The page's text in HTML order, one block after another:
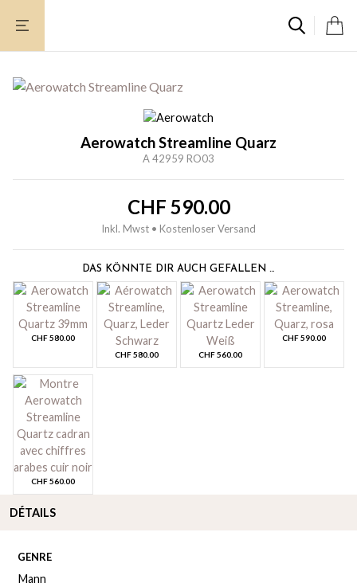
Inhalt
Aerowatch Streamline Quarz
A 42959 RO03
CHF 590.00
Inkl. Mwst • Kostenloser Versand
DAS KÖNNTE DIR AUCH GEFALLEN …
CHF580.00
CHF580.00 CHF560.00
CHF590.00
CHF560.00
GENRE
Mann
DÉTAILS